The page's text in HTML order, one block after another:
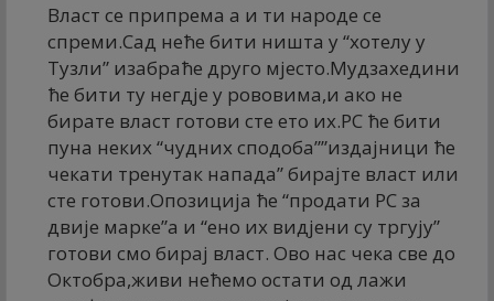
Власт се припрема а и ти народе се
спреми.Сад неће бити ништа у “хотелу у
Тузли” изабраће друго мјесто.Мудзахедини
ће бити ту негдје у рововима,и ако не
бирате власт готови сте ето их.РС ће бити
пуна неких “чудних сподоба””издајници ће
чекати тренутак напада” бирајте власт или
сте готови.Опозиција ће “продати РС за
двије марке”а и “ено их видјени су тргују”
готови смо бирај власт. Ово нас чека све до
Октобра,живи нећемо остати од лажи